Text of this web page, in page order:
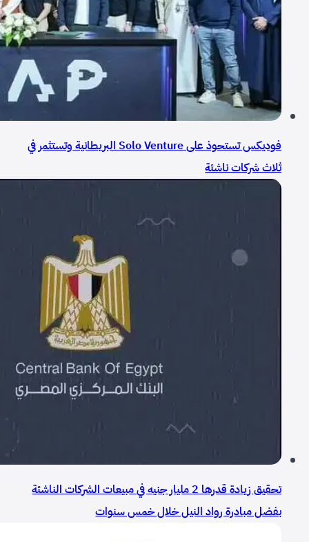
فوديكس تستحوذ على Solo Venture البريطانية وتستثمر في
ثلاث شركات ناشئة
تحقيق زيادة قدرها 2 مليار جنيه في مبيعات الشركات الناشئة
بفضل مبادرة رواد النيل خلال خمس سنوات